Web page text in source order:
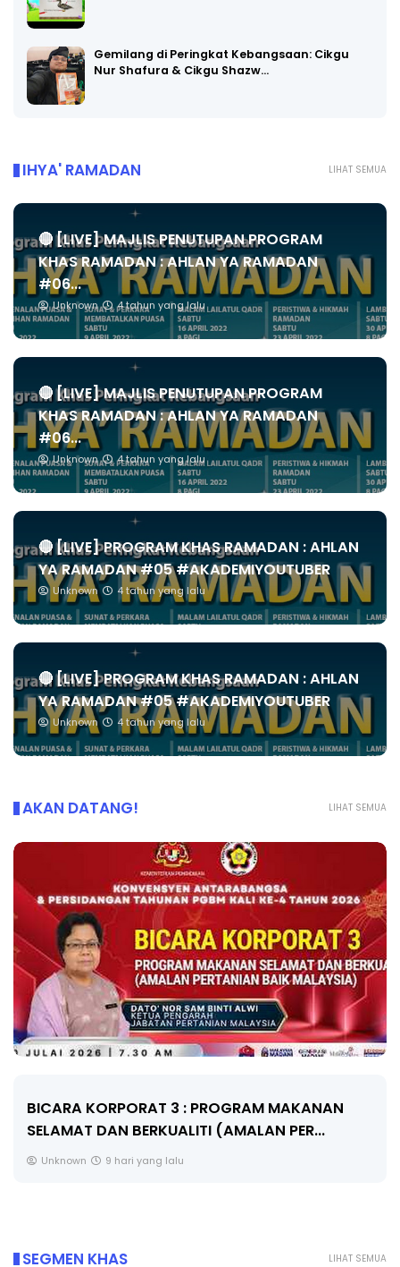
Gemilang di Peringkat Kebangsaan: Cikgu
Nur Shafura & Cikgu Shazw…
LIHAT SEMUA
IHYA' RAMADAN
🔴 [LIVE] MAJLIS PENUTUPAN PROGRAM
KHAS RAMADAN : AHLAN YA RAMADAN
#06...
Unknown 4 tahun yang lalu
🔴 [LIVE] MAJLIS PENUTUPAN PROGRAM
KHAS RAMADAN : AHLAN YA RAMADAN
#06...
Unknown 4 tahun yang lalu
🔴 [LIVE] PROGRAM KHAS RAMADAN : AHLAN
YA RAMADAN #05 #AKADEMIYOUTUBER
Unknown 4 tahun yang lalu
🔴 [LIVE] PROGRAM KHAS RAMADAN : AHLAN
YA RAMADAN #05 #AKADEMIYOUTUBER
Unknown 4 tahun yang lalu
LIHAT SEMUA
AKAN DATANG!
BICARA KORPORAT 3 : PROGRAM MAKANAN
SELAMAT DAN BERKUALITI (AMALAN PER...
Unknown 9 hari yang lalu
LIHAT SEMUA
SEGMEN KHAS